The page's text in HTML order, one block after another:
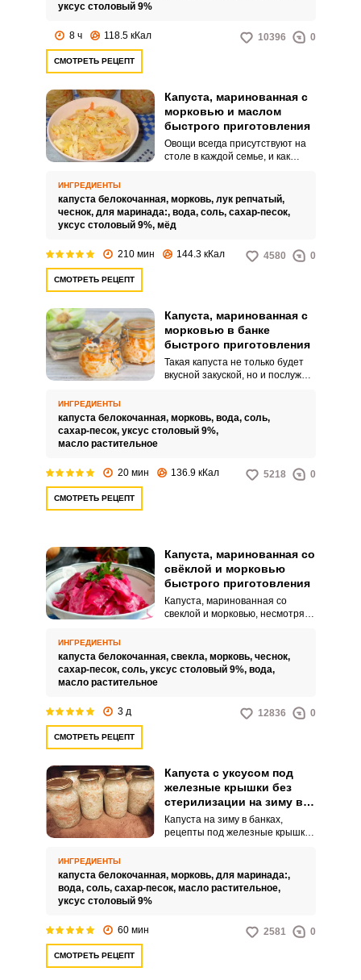
уксус столовый 9%
8 ч 118.5 кКал 10396 0
СМОТРЕТЬ РЕЦЕПТ
Капуста, маринованная с
морковью и маслом
быстрого приготовления
Овощи всегда присутствуют на
столе в каждой семье, и как
маринованная с морковью и
маслом методом быстрого
приготовления. Блюдо
нуждается в дополнительной
заправке.
ИНГРЕДИЕНТЫ
капуста белокочанная, морковь, лук репчатый,
чеснок, для маринада:, вода, соль, сахар-песок,
уксус столовый 9%, мёд
210 мин 144.3 кКал 4580 0
СМОТРЕТЬ РЕЦЕПТ
Капуста, маринованная с
морковью в банке
быстрого приготовления
Такая капуста не только будет
вкусной закуской, но и послужит
добавлять в щи и овощные рагу.
ИНГРЕДИЕНТЫ
капуста белокочанная, морковь, вода, соль,
сахар-песок, уксус столовый 9%,
масло растительное
20 мин 136.9 кКал 5218 0
СМОТРЕТЬ РЕЦЕПТ
Капуста, маринованная со
свёклой и морковью
быстрого приготовления
Капуста, маринованная со
свеклой и морковью, несмотря
вкусной закуской и гарниром к
любому блюду, особенно
свеклой добавим эстетическую
нотку – красивый розовый цвет.
ИНГРЕДИЕНТЫ
капуста белокочанная, свекла, морковь, чеснок,
сахар-песок, соль, уксус столовый 9%, вода,
масло растительное
3 д 12836 0
СМОТРЕТЬ РЕЦЕПТ
Капуста с уксусом под
железные крышки без
стерилизации на зиму в
банках
Капуста на зиму в банках,
рецепты под железные крышки,
приготовить невероятно
вкусную и сочную овощную
ИНГРЕДИЕНТЫ
капуста белокочанная, морковь, для маринада:,
вода, соль, сахар-песок, масло растительное,
уксус столовый 9%
60 мин 2581 0
СМОТРЕТЬ РЕЦЕПТ